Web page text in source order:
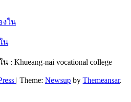
น
Khueang-nai vocational college
| Theme: Newsup by Themeansar.